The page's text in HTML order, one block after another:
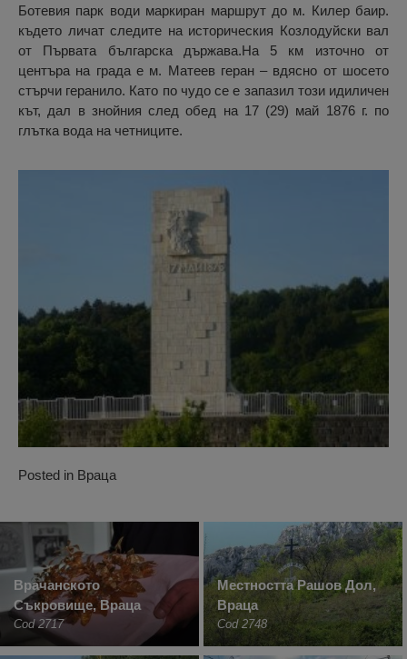
Ботевия парк води маркиран маршрут до м. Килер баир.
където личат следите на историческия Козлодуйски вал
от Първата българска държава.На 5 км източно от
центъра на града е м. Матеев геран – вдясно от шосето
стърчи геранило. Като по чудо се е запазил този идиличен
кът, дал в знойния след обед на 17 (29) май 1876 г. по
глътка вода на четниците.
Posted in Враца
Врачанското
Съкровище, Враца
Cod 2717
Местността Рашов Дол,
Враца
Cod 2748